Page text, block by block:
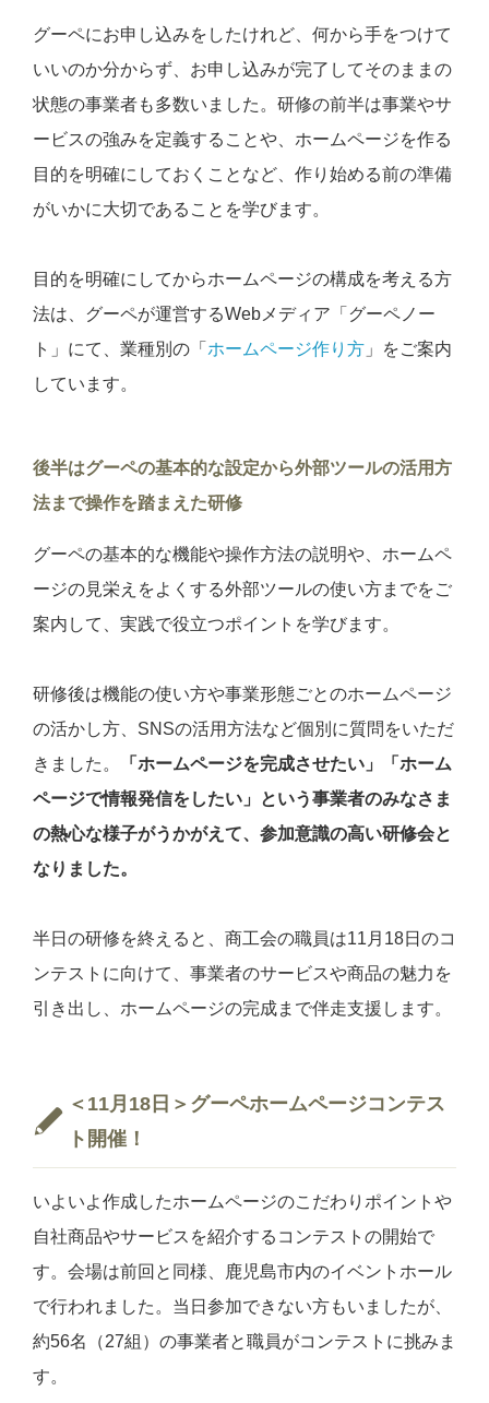
グーペにお申し込みをしたけれど、何から手をつけて
いいのか分からず、お申し込みが完了してそのままの
状態の事業者も多数いました。研修の前半は事業やサ
ービスの強みを定義することや、ホームページを作る
目的を明確にしておくことなど、作り始める前の準備
がいかに大切であることを学びます。
目的を明確にしてからホームページの構成を考える方
法は、グーペが運営するWebメディア「グーペノー
ト」にて、業種別の「 ホームページ作り方 」をご案内
しています。
後半はグーペの基本的な設定から外部ツールの活用方
法まで操作を踏まえた研修
グーペの基本的な機能や操作方法の説明や、ホームペ
ージの見栄えをよくする外部ツールの使い方までをご
案内して、実践で役立つポイントを学びます。
研修後は機能の使い方や事業形態ごとのホームページ
の活かし方、SNSの活用方法など個別に質問をいただ
きました。
「ホームページを完成させたい」「ホーム
ページで情報発信をしたい」という事業者のみなさま
の熱心な様子がうかがえて、参加意識の高い研修会と
なりました。
半日の研修を終えると、商工会の職員は11月18日のコ
ンテストに向けて、事業者のサービスや商品の魅力を
引き出し、ホームページの完成まで伴走支援します。
＜11月18日＞グーペホームページコンテス
ト開催！
いよいよ作成したホームページのこだわりポイントや
自社商品やサービスを紹介するコンテストの開始で
す。会場は前回と同様、
鹿児島市内のイベントホール
で行われました。当日参加できない方もいましたが、
約56名（27組）の事業者と職員がコンテストに挑みま
す。